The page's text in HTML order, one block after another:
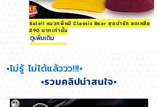
Sale!! หมวกพี่หมี Classic Bear สุดน่ารัก ลดเหลือ
290 บาทเท่านั้น
ดูเพิ่มเติม
•ไม่รู้ ไม่ได้แล้ววว!!!•
•รวมคลิปน่าสนใจ•